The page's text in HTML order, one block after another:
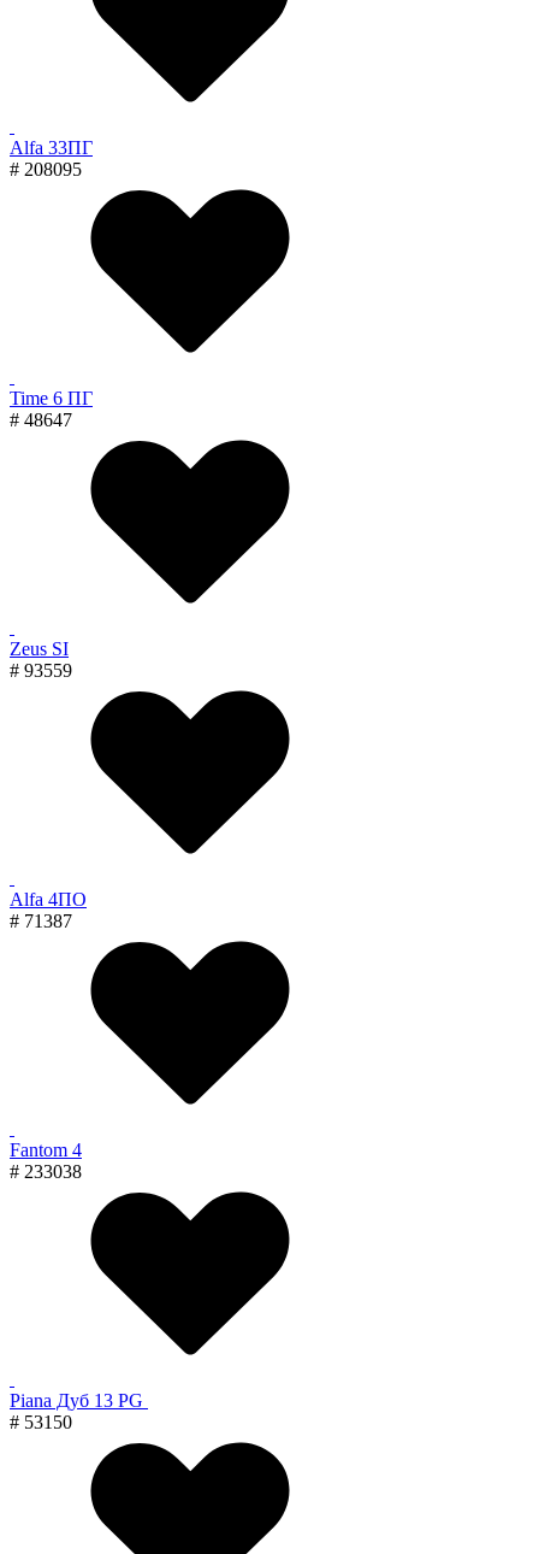
Alfa 33ПГ
# 208095
Time 6 ПГ
# 48647
Zeus SI
# 93559
Alfa 4ПО
# 71387
Fantom 4
# 233038
Piana Дуб 13 PG
# 53150